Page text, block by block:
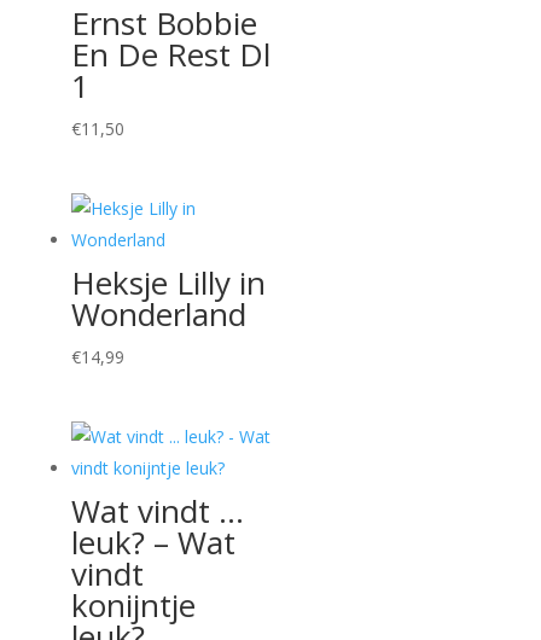
Ernst Bobbie
En De Rest Dl
1
€11,50
Heksje Lilly in
Wonderland
€14,99
Wat vindt …
leuk? – Wat
vindt
konijntje